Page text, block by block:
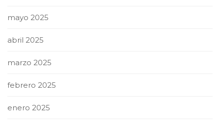
mayo 2025
abril 2025
marzo 2025
febrero 2025
enero 2025